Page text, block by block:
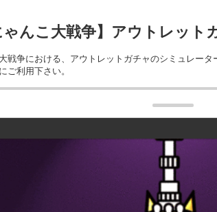
ゃんこ大戦争】アウトレッ
戦争における、アウトレットガチャのシミュレー
ご利用下さい。